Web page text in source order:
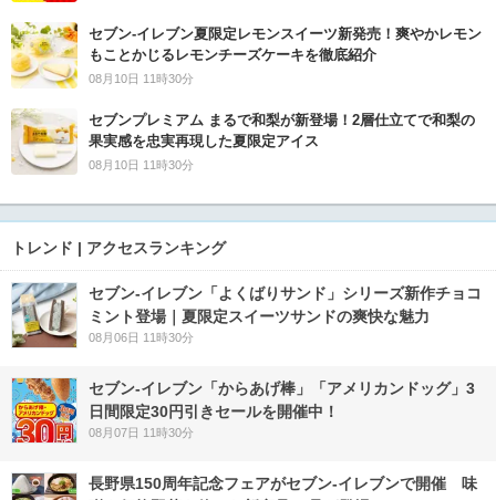
セブン‐イレブン夏限定レモンスイーツ新発売！爽やかレモン
もことかじるレモンチーズケーキを徹底紹介
08月10日 11時30分
セブンプレミアム まるで和梨が新登場！2層仕立てで和梨の
果実感を忠実再現した夏限定アイス
08月10日 11時30分
トレンド | アクセスランキング
セブン‐イレブン「よくばりサンド」シリーズ新作チョコ
ミント登場｜夏限定スイーツサンドの爽快な魅力
08月06日 11時30分
セブン‐イレブン「からあげ棒」「アメリカンドッグ」3
日間限定30円引きセールを開催中！
08月07日 11時30分
長野県150周年記念フェアがセブン-イレブンで開催 味